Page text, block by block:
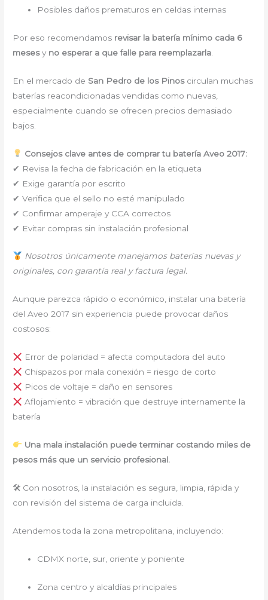
Posibles daños prematuros en celdas internas
Por eso recomendamos revisar la batería mínimo cada 6
mesesy no esperar a que falle para reemplazarla
En el mercado de San Pedro de los Pinoscirculan muchas
baterías reacondicionadas vendidas como nuevas,
especialmente cuando se ofrecen precios demasiado
bajos.
Consejos clave antes de comprar tu batería Aveo 2017:
✔ Revisa la fecha de fabricación en la etiqueta
✔ Exige garantía por escrito
✔ Verifica que el sello no esté manipulado
✔ Confirmar amperaje y CCA correctos
✔ Evitar compras sin instalación profesional
Nosotros únicamente manejamos baterías nuevas y
originales, con garantía real y factura legal.
Aunque parezca rápido o económico, instalar una batería
del Aveo 2017 sin experiencia puede provocar daños
costosos:
Error de polaridad = afecta computadora del auto
Chispazos por mala conexión = riesgo de corto
Picos de voltaje = daño en sensores
Aflojamiento = vibración que destruye internamente la
batería
Una mala instalación puede terminar costando miles de
pesos más que un servicio profesional.
🛠 Con nosotros, la instalación es segura, limpia, rápida y
con revisión del sistema de carga incluida.
Atendemos toda la zona metropolitana, incluyendo:
CDMX norte, sur, oriente y poniente
Zona centro y alcaldías principales